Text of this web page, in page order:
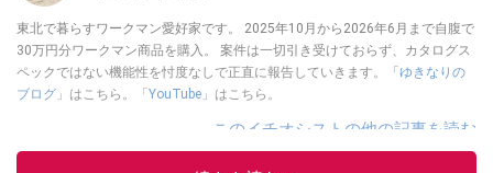
東北で暮らすワークマン愛好家です。 2025年10月から2026年6月まで自腹で
30万円分ワークマン商品を購入。 案件は一切引き受けておらず、カタログス
ペックではない機能性を忖度なしで正直に報告していきます。「 ゆきなりの
ブログ 」はこちら。「 YouTube 」はこちら。
このイチオシストの他の記事を読む